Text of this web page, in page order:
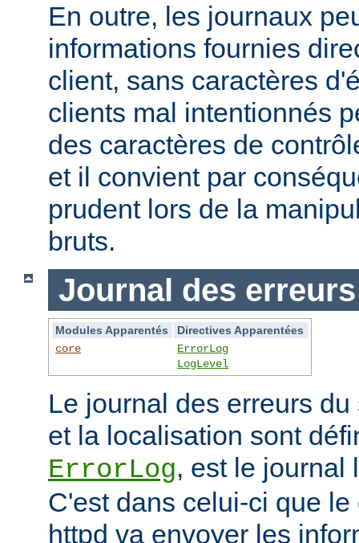
En outre, les journaux
informations fournies
client, sans caractères
clients mal intentionnés
des caractères de
et il convient par
prudent lors de la
bruts.
Journal des erreurs
Modules Apparentés
Directives Apparentées
core
ErrorLog
LogLevel
Le journal des erreurs
et la localisation sont
ErrorLog, est le journal
C'est dans celui-ci que
httpd va envoyer les